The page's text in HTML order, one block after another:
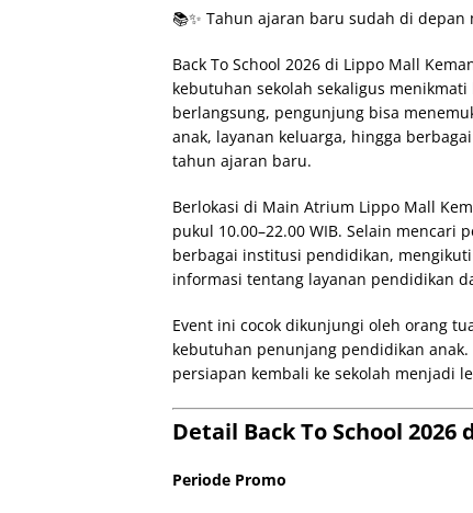
📚✨ Tahun ajaran baru sudah di depan
Back To School 2026 di Lippo Mall
kebutuhan sekolah sekaligus
berlangsung, pengunjung bisa
anak, layanan keluarga, hingga
tahun ajaran baru.
Berlokasi di Main Atrium Lippo Mall
pukul 10.00–22.00 WIB. Selain
berbagai institusi pendidikan,
informasi tentang layanan pendidikan
Event ini cocok dikunjungi oleh orang
kebutuhan penunjang pendidikan
persiapan kembali ke sekolah menjadi
Detail Back To School
Periode Promo